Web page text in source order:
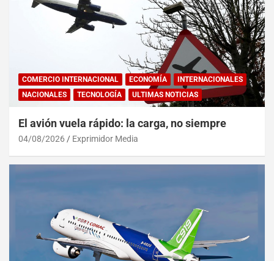
COMERCIO INTERNACIONAL ECONOMÍA
INTERNACIONALES
NACIONALES
TECNOLOGÍA ULTIMAS NOTICIAS
El avión vuela rápido: la carga, no siempre
04/08/2026 Exprimidor Media